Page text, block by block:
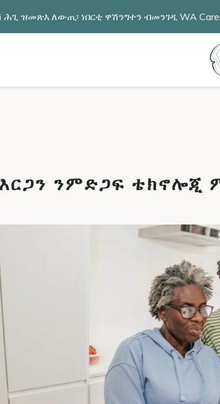
ዝመጽእ ለውጢ፡ ነበርቲ ዋሽንግተን ብመንገዲ WA
ንምድጋፍ ቴክኖሎጂ